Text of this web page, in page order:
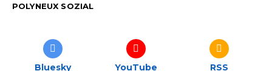
POLYNEUX SOZIAL
Bluesky YouTube RSS